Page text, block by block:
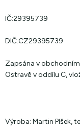
IČ:29395739
DIČ:CZ29395739
Zapsána v
Ostravě v oddílu C,
Výroba: Martin Píšek,